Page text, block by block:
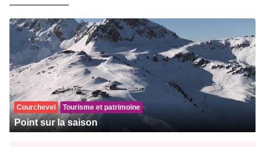
Courchevel Tourisme et patrimoine
Point sur la saison